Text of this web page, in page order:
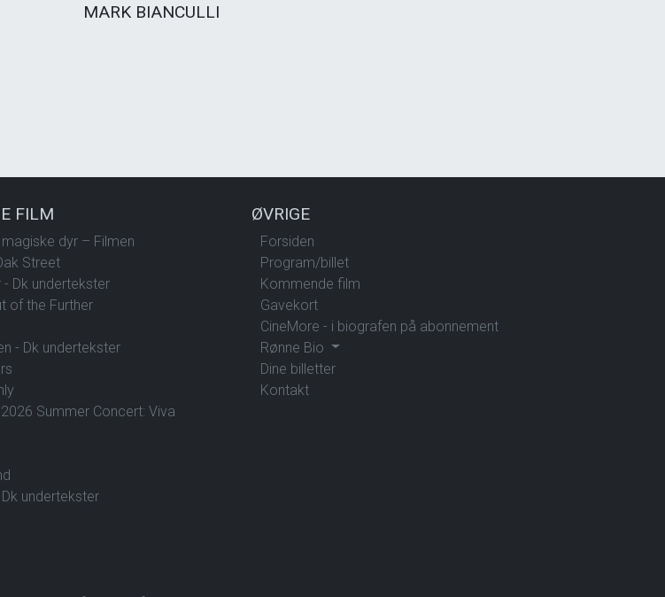
MARK BIANCULLI
FILM
dyr – Filmen
Street
- Dk undertekster
of the Further
- Dk undertekster
Summer Concert: Viva
undertekster
ØVRIGE
Forsiden
Program/billet
Kommende film
Gavekort
CineMore - i biografen på abonnement
Rønne Bio
Dine billetter
Kontakt